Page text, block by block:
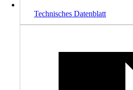
Technisches Datenblatt